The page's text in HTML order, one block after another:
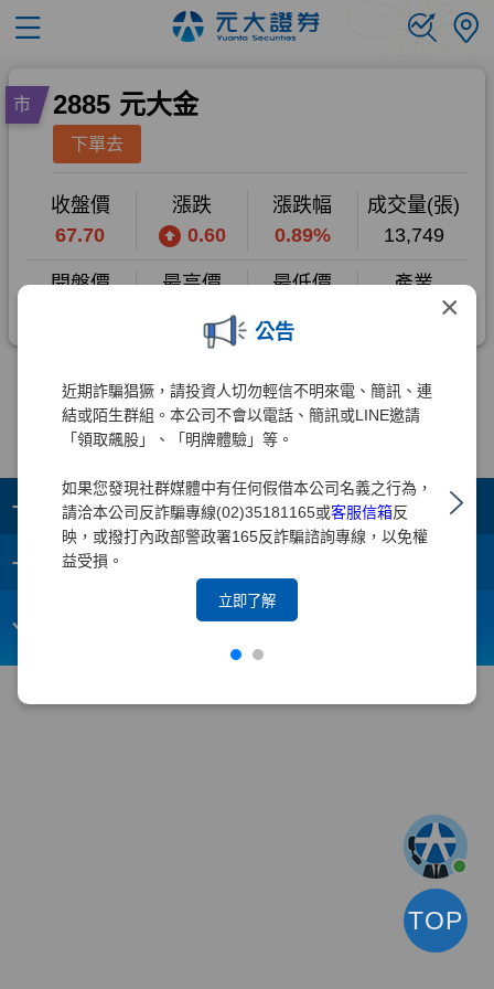
×
公告
近期詐騙猖獗，請投資人切勿輕信不明來電、簡訊、連
結或陌生群組。本公司不會以電話、簡訊或LINE邀請
「領取飆股」、「明牌體驗」等。
如果您發現社群媒體中有任何假借本公司名義之行為，
請洽本公司反詐騙專線(02)35181165或客服信箱反
映，或撥打內政部警政署165反詐騙諮詢專線，以免權
益受損。
立即了解
+ 集團成員
+ 重要須知
webmaster@yuanta.com
TOP